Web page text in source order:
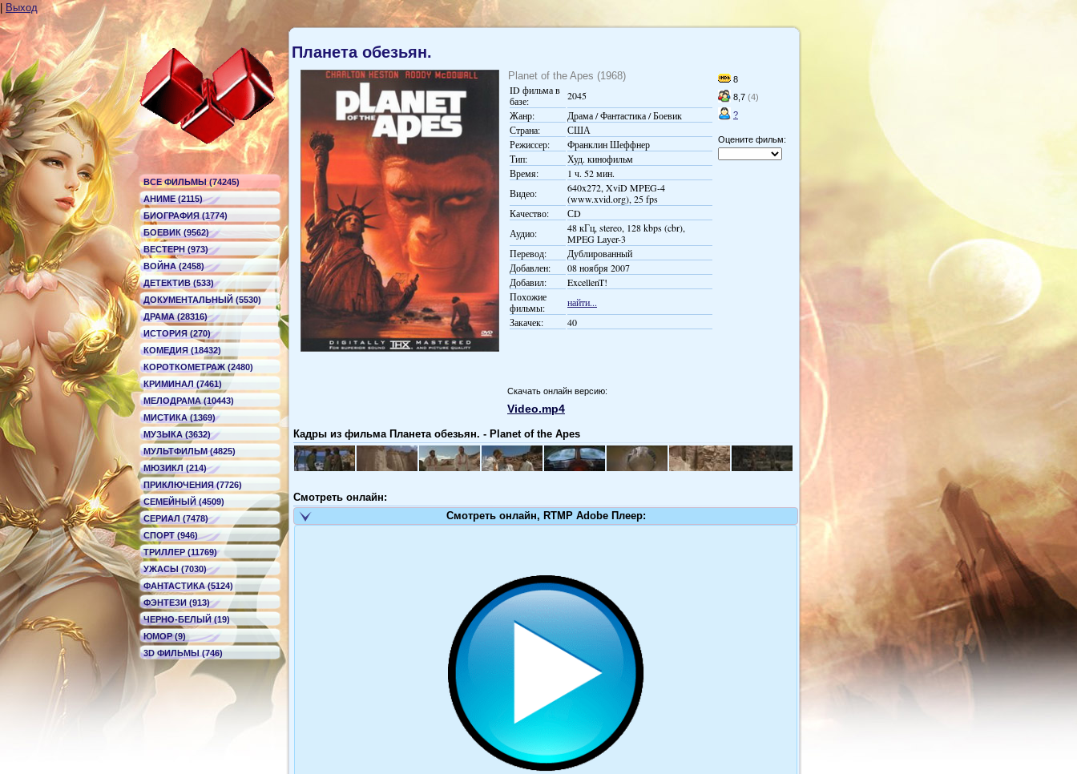
Выход
ВСЕ ФИЛЬМЫ (74245)
АНИМЕ (2115)
БИОГРАФИЯ (1774)
БОЕВИК (9562)
ВЕСТЕРН (973)
ВОЙНА (2458)
ДЕТЕКТИВ (533)
ДОКУМЕНТАЛЬНЫЙ (5530)
ДРАМА (28316)
ИСТОРИЯ (270)
КОМЕДИЯ (18432)
КОРОТКОМЕТРАЖ (2480)
КРИМИНАЛ (7461)
МЕЛОДРАМА (10443)
МИСТИКА (1369)
МУЗЫКА (3632)
МУЛЬТФИЛЬМ (4825)
МЮЗИКЛ (214)
ПРИКЛЮЧЕНИЯ (7726)
СЕМЕЙНЫЙ (4509)
СЕРИАЛ (7478)
СПОРТ (946)
ТРИЛЛЕР (11769)
УЖАСЫ (7030)
ФАНТАСТИКА (5124)
ФЭНТЕЗИ (913)
ЧЕРНО-БЕЛЫЙ (19)
ЮМОР (9)
3D ФИЛЬМЫ (746)
Планета обезьян.
8
8,7 (4)
?
Оцените фильм:
Planet of the Apes (1968)
ID фильма в
базе:
2045
Жанр:
Драма / Фантастика / Боевик
Страна:
США
Режиссер:
Франклин Шеффнер
Тип:
Худ. кинофильм
Время:
1 ч. 52 мин.
Видео:
640x272, XviD MPEG-4
(www.xvid.org), 25 fps
Качество:
СD
Аудио:
48 кГц, stereo, 128 kbps (cbr),
MPEG Layer-3
Перевод:
Дублированный
Добавлен:
08 ноября 2007
Добавил:
ExcellenT!
Похожие
фильмы:
найти...
Закачек:
40
Скачать онлайн версию:
Video.mp4
Кадры из фильма Планета обезьян. - Planet of the Apes
Смотреть онлайн:
Смотреть онлайн, RTMP Adobe Плеер: